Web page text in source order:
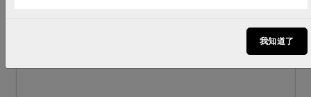
每週一下午5點鎖定合作社PODCAST頻道，精彩合
我知道了